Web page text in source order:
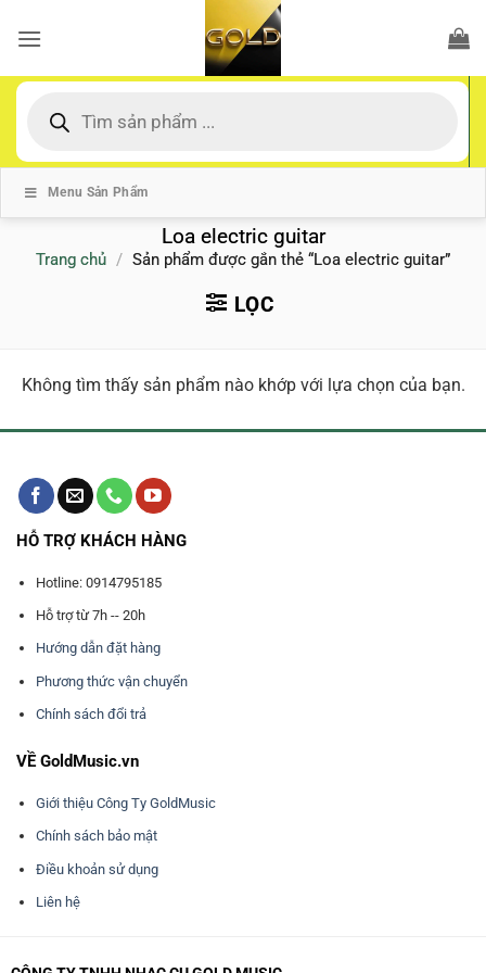
qua
dung
kiếm
Menu Sản Phẩm
Loa electric guitar
Trang chủ / Sản phẩm được gắn thẻ “Loa electric guitar”
LỌC
Không tìm thấy sản phẩm nào khớp với lựa chọn của bạn.
HỖ TRỢ KHÁCH HÀNG
Hotline: 0914795185
Hỗ trợ từ 7h -- 20h
Hướng dẫn đặt hàng
Phương thức vận chuyển
Chính sách đổi trả
VỀ GoldMusic.vn
Giới thiệu Công Ty GoldMusic
Chính sách bảo mật
Điều khoản sử dụng
Liên hệ